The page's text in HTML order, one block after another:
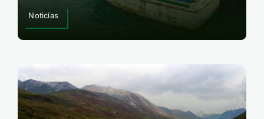
Noticias